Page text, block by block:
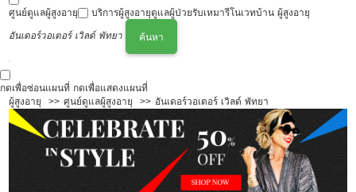
ศูนย์ดูแลผู้สูงอายุ บริการผู้สูงอายุดูแลผู้ป่วยรับเหมารีโนเวทบ้าน ผู้สูงอายุ
อันเดอร์วอเตอร์ เวิลด์ พัทยา
ค้นหา
กดเพื่อซ่อนแผนที่ กดเพื่อแสดงแผนที่
ผู้สูงอายุ
ศูนย์ดูแลผู้สูงอายุ อันเดอร์วอเตอร์ เวิลด์ พัทยา